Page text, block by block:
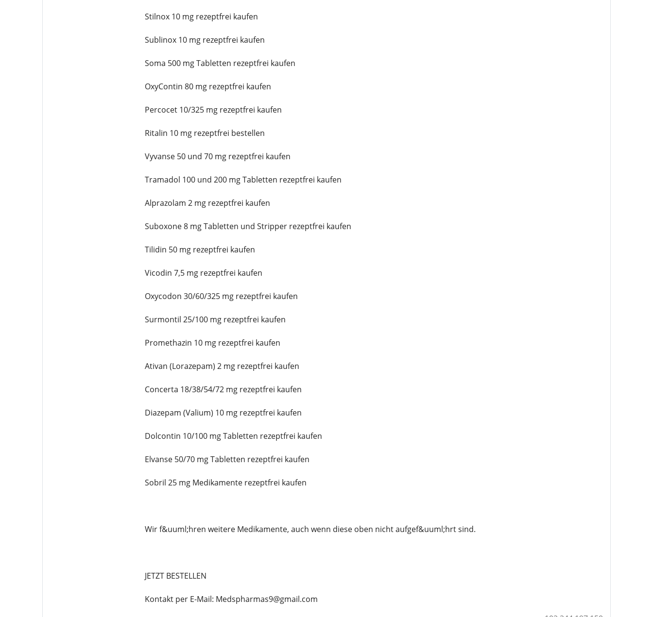
Stilnox 10 mg rezeptfrei kaufen
Sublinox 10 mg rezeptfrei kaufen
Soma 500 mg Tabletten rezeptfrei kaufen
OxyContin 80 mg rezeptfrei kaufen
Percocet 10/325 mg rezeptfrei kaufen
Ritalin 10 mg rezeptfrei bestellen
Vyvanse 50 und 70 mg rezeptfrei kaufen
Tramadol 100 und 200 mg Tabletten rezeptfrei kaufen
Alprazolam 2 mg rezeptfrei kaufen
Suboxone 8 mg Tabletten und Stripper rezeptfrei kaufen
Tilidin 50 mg rezeptfrei kaufen
Vicodin 7,5 mg rezeptfrei kaufen
Oxycodon 30/60/325 mg rezeptfrei kaufen
Surmontil 25/100 mg rezeptfrei kaufen
Promethazin 10 mg rezeptfrei kaufen
Ativan (Lorazepam) 2 mg rezeptfrei kaufen
Concerta 18/38/54/72 mg rezeptfrei kaufen
Diazepam (Valium) 10 mg rezeptfrei kaufen
Dolcontin 10/100 mg Tabletten rezeptfrei kaufen
Elvanse 50/70 mg Tabletten rezeptfrei kaufen
Sobril 25 mg Medikamente rezeptfrei kaufen
Wir f&uuml;hren weitere Medikamente, auch wenn diese oben nicht aufgef&uuml;hrt sind.
JETZT BESTELLEN
Kontakt per E-Mail: Medspharmas9@gmail.com